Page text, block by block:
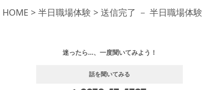
HOME > 半日職場体験 > 送信完了 － 半日職場体験
迷ったら…、一度聞いてみよう！
話を聞いてみる